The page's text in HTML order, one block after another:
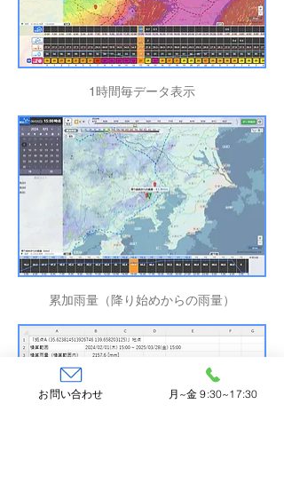
1時間毎データ表示
累加雨量（降り始めからの雨量）
お問い合わせ 月~金 9:30~17:30